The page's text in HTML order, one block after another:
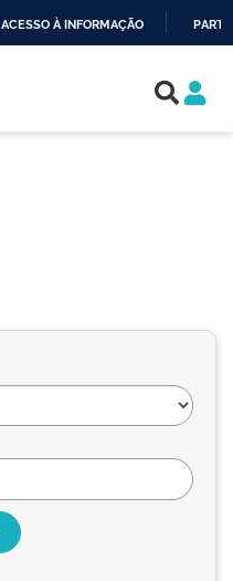
ACESSO À INFORMAÇÃO